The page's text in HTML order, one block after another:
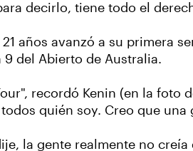
decirlo, tiene todo el
años avanzó a su primera
9 del Abierto de Australia.
recordó Kenin (en la
quién soy. Creo que
la gente realmente no